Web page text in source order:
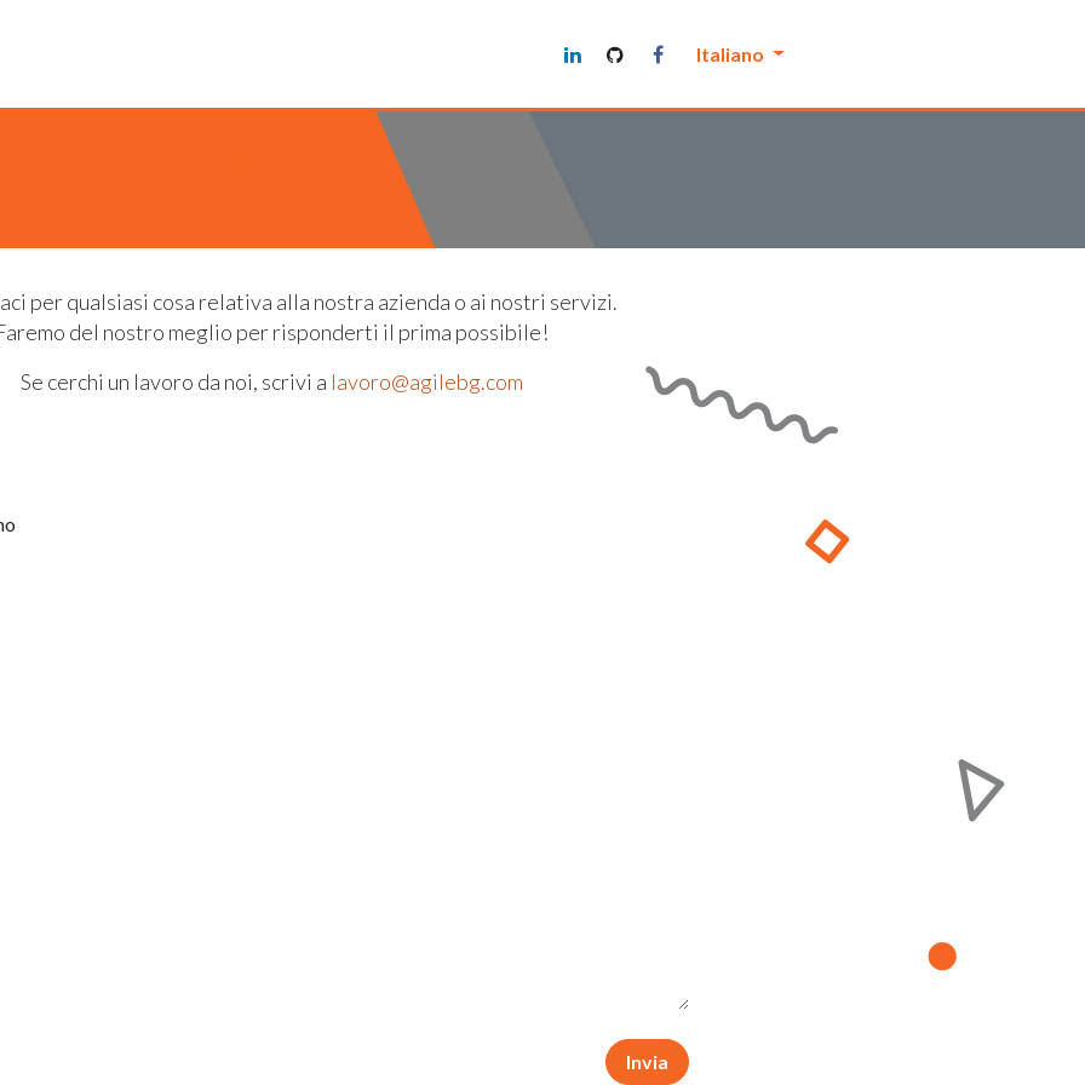
Manutenthor Italiano
per qualsiasi cosa relativa alla nostra azienda o ai nostri servizi.
del nostro meglio per risponderti il prima possibile!
Se cerchi un lavoro da noi, scrivi a lavoro@agilebg.com
Invia